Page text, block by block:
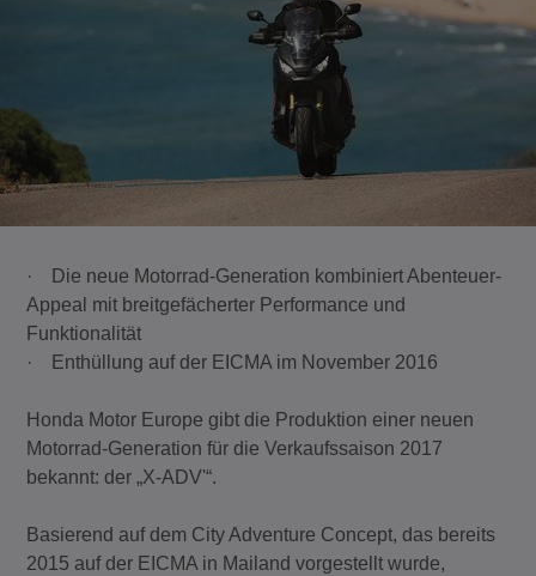
· Die neue Motorrad-Generation kombiniert Abenteuer-
Appeal mit breitgefächerter Performance und
Funktionalität
· Enthüllung auf der EICMA im November 2016
Honda Motor Europe gibt die Produktion einer neuen
Motorrad-Generation für die Verkaufssaison 2017
bekannt: der „X-ADV'“.
Basierend auf dem City Adventure Concept, das bereits
2015 auf der EICMA in Mailand vorgestellt wurde,